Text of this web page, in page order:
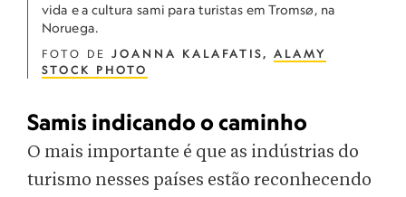
vida e a cultura sami para turistas em Tromsø, na
Noruega.
FOTO DE JOANNA KALAFATIS, ALAMY
STOCK PHOTO
Samis indicando o caminho
O mais importante é que as indústrias do
turismo nesses países estão reconhecendo